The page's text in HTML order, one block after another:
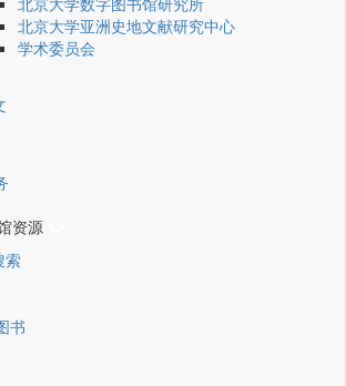
北京大学亚洲史地文献研究中心
学术委员会
资源
索
书